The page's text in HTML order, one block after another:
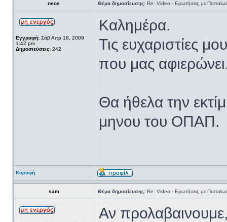
neos Θέμα δημοσίευσης: Re: Video - Ερωτήσεις με
Εγγραφή: Σάβ Απρ 18, 2009
1:42 pm
Δημοσιεύσεις: 242
Καλημέρα.
Τις ευχαριστίες
που μας
Θα ήθελα την
μηνου του ΟΠΑΠ.
Κορυφή
sam Θέμα δημοσίευσης: Re: Video - Ερωτήσεις με
Αν